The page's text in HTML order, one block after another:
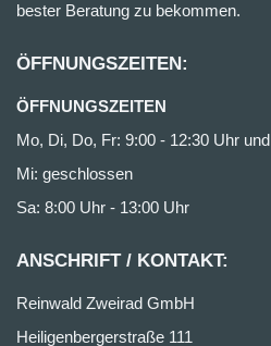
bester Beratung zu bekommen.
ÖFFNUNGSZEITEN:
ÖFFNUNGSZEITEN
Mo, Di, Do, Fr: 9:00 - 12:30 Uhr
Mi: geschlossen
Sa: 8:00 Uhr - 13:00 Uhr
ANSCHRIFT / KONTAKT:
Reinwald Zweirad GmbH
Heiligenbergerstraße 111